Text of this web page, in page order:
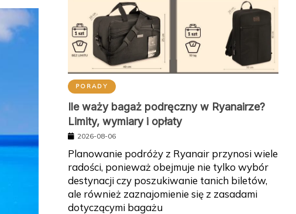
PORADY
Ile waży bagaż podręczny w Ryanairze?
Limity, wymiary i opłaty
2026-08-06
Planowanie podróży z Ryanair przynosi wiele
radości, ponieważ obejmuje nie tylko wybór
destynacji czy poszukiwanie tanich biletów,
ale również zaznajomienie się z zasadami
dotyczącymi bagażu